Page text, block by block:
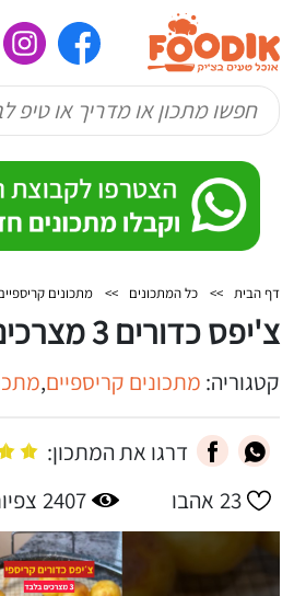
דף הבית >> כל המתכונים >> מתכונים
צ'יפס כדורים 3 מצרכים
קטגוריה: מתכונים קריספיים,מתכונים
דרגו את המתכון:
23 אהבו 2407